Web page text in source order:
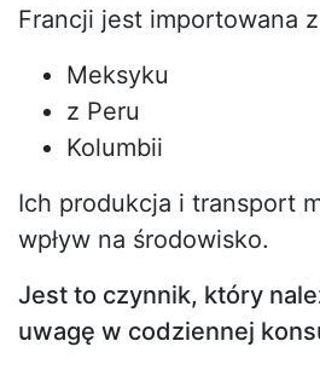
Francji jest importowana
Meksyku
z Peru
Kolumbii
Ich produkcja i transport
wpływ na środowisko.
Jest to czynnik, który
uwagę w codziennej